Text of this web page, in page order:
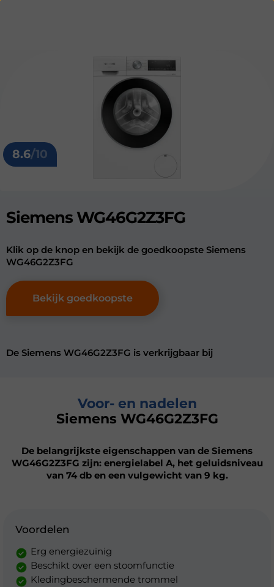
8.6/10
Siemens WG46G2Z3FG
Klik op de knop en bekijk de goedkoopste Siemens
WG46G2Z3FG
Bekijk goedkoopste
De Siemens WG46G2Z3FG is verkrijgbaar bij
Voor- en nadelen
Siemens WG46G2Z3FG
De belangrijkste eigenschappen van de Siemens
WG46G2Z3FG zijn: energielabel A, het geluidsniveau
van 74 db en een vulgewicht van 9 kg.
Voordelen
Erg energiezuinig
Beschikt over een stoomfunctie
Kledingbeschermende trommel